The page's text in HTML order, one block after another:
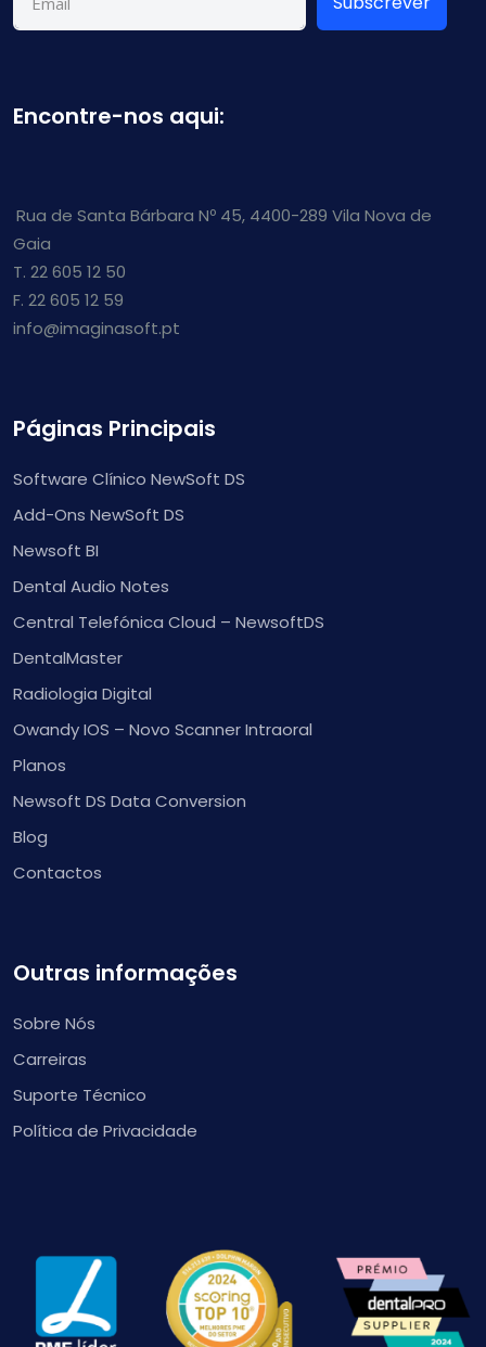
Encontre-nos aqui:
Rua de Santa Bárbara Nº 45, 4400-289 Vila Nova de
Gaia
T. 22 605 12 50
F. 22 605 12 59
info@imaginasoft.pt
Páginas Principais
Software Clínico NewSoft DS
Add-Ons NewSoft DS
Newsoft BI
Dental Audio Notes
Central Telefónica Cloud – NewsoftDS
DentalMaster
Radiologia Digital
Owandy IOS – Novo Scanner Intraoral
Planos
Newsoft DS Data Conversion
Blog
Contactos
Outras informações
Sobre Nós
Carreiras
Suporte Técnico
Política de Privacidade